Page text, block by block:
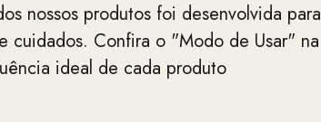
nossos produtos foi desenvolvida para
cuidados. Confira o "Modo de Usar" na
ideal de cada produto